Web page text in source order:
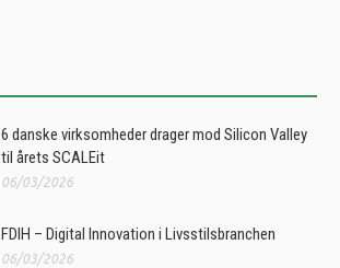
6 danske virksomheder drager mod Silicon Valley
til årets SCALEit
06/03/2026
FDIH – Digital Innovation i Livsstilsbranchen
06/03/2026